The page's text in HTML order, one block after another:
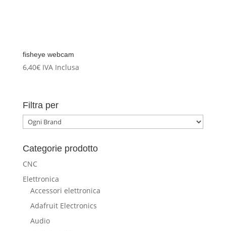
fisheye webcam
6,40€ IVA Inclusa
Filtra per
Categorie prodotto
CNC
Elettronica
Accessori elettronica
Adafruit Electronics
Audio